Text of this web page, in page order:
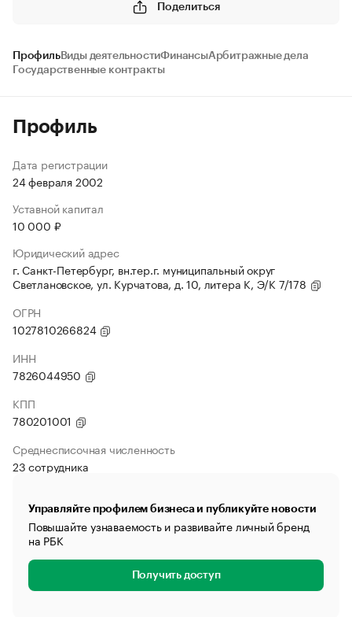
Поделиться
ПрофильВиды деятельностиФинансыАрбитражные дела
Государственные контракты
Профиль
Дата регистрации
24 февраля 2002
Уставной капитал
10 000 ₽
Юридический адрес
г. Санкт-Петербург, вн.тер.г. муниципальный округ
Светлановское, ул. Курчатова, д. 10, литера К, Э/К 7/178
ОГРН
1027810266824
ИНН
7826044950
КПП
780201001
Среднесписочная численность
23 сотрудника
Управляйте профилем бизнеса и публикуйте новости
Повышайте узнаваемость и развивайте личный бренд
на РБК
Получить доступ